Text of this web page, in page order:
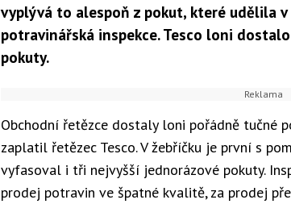
vyplývá to alespoň z pokut, které udělila
potravinářská inspekce. Tesco loni
pokuty.
Obchodní řetězce dostaly loni pořádně tučné
zaplatil řetězec Tesco. V žebříčku je první s
vyfasoval i tři nejvyšší jednorázové pokuty.
prodej potravin ve špatné kvalitě, za prodej